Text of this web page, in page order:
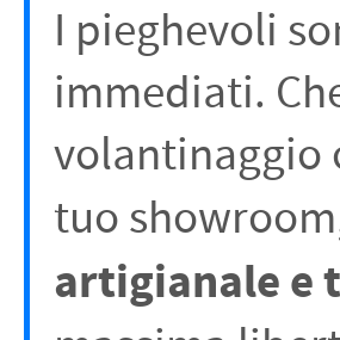
I pieghevoli
immediati.
volantinaggio
tuo
artigianale e